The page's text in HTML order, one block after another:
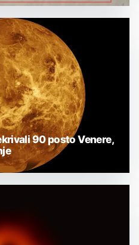
90 posto Venere,